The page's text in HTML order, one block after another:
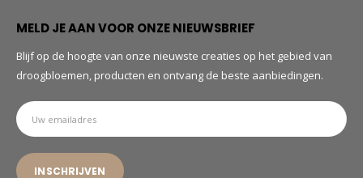
MELD JE AAN VOOR ONZE NIEUWSBRIEF
Blijf op de hoogte van onze nieuwste creaties op het gebied van
droogbloemen, producten en ontvang de beste aanbiedingen.